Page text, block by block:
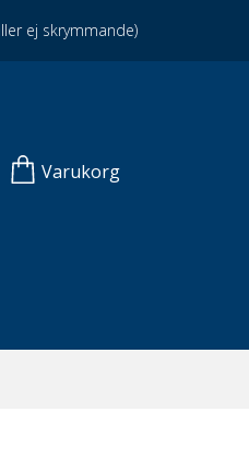
ej skrymmande)
Varukorg